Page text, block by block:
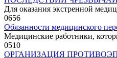
Для оказания экстренной
0656
Обязанности медицинского
Медицинские работники,
0510
ОРГАНИЗАЦИЯ